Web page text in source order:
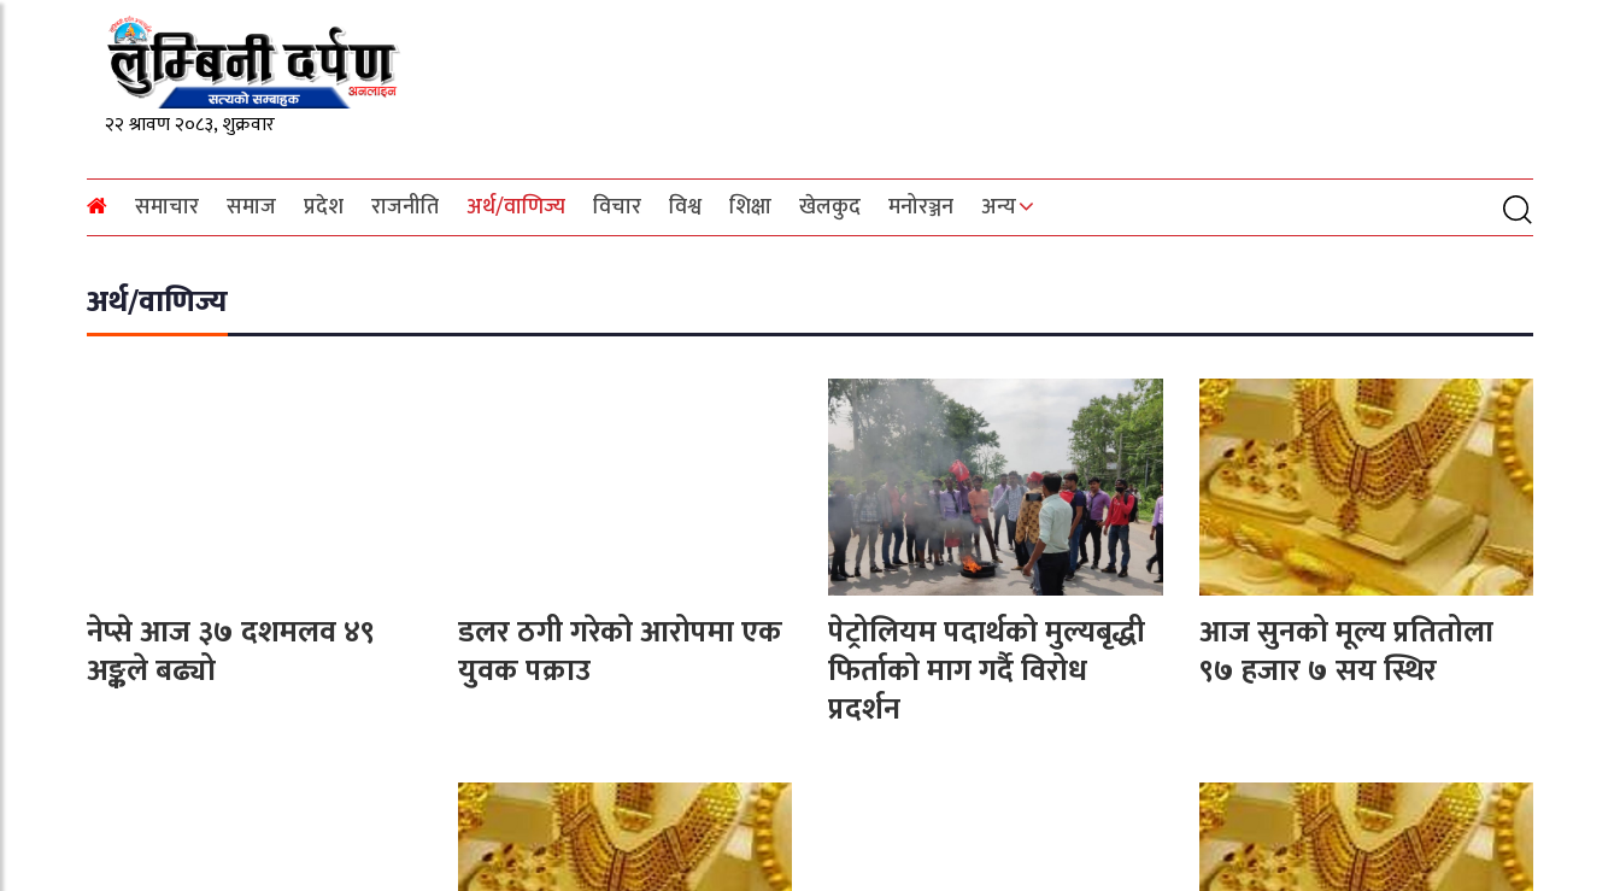
समाचार समाज प्रदेश राजनीति अर्थ/वाणिज्य विचार विश्व शिक्षा खेलकुद मनोरञ्जन अन्य
अर्थ/वाणिज्य
नेप्से आज ३७ दशमलव ४९
अङ्कले बढ्यो
डलर ठगी गरेको आरोपमा एक
युवक पक्राउ
पेट्रोलियम पदार्थको मुल्यबृद्धी
फिर्ताको माग गर्दै विरोध
प्रदर्शन
आज सुनको मूल्य प्रतितोला
९७ हजार ७ सय स्थिर